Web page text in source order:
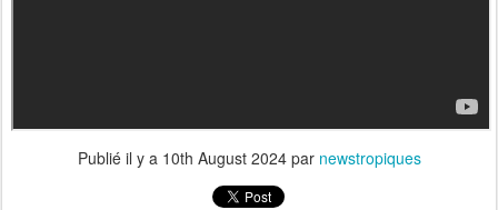
Publié il y a 10th August 2024par newstropiques